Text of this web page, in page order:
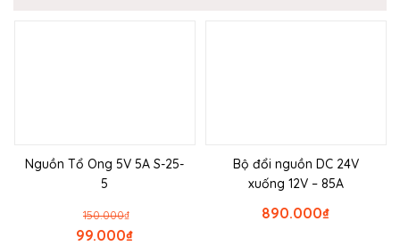
Nguồn Tổ Ong 5V 5A S-25-
5
₫
150.000
₫
99.000
Bộ đổi nguồn DC 24V
xuống 12V – 85A
₫
890.000